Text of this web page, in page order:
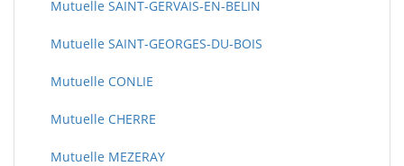
Mutuelle SAINT-GERVAIS-EN-BELIN
Mutuelle SAINT-GEORGES-DU-BOIS
Mutuelle CONLIE
Mutuelle CHERRE
Mutuelle MEZERAY